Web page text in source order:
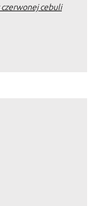
cebuli